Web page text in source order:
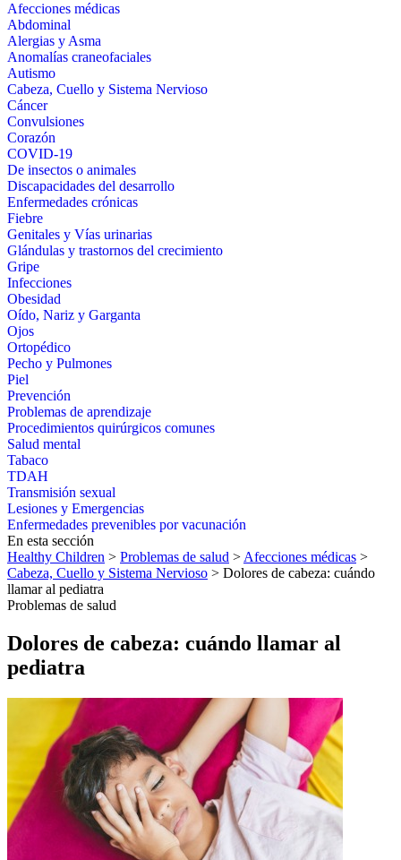
Afecciones médicas
Abdominal
Alergias y Asma
Anomalías craneofaciales
Autismo
Cabeza, Cuello y Sistema Nervioso
Cáncer
Convulsiones
Corazón
COVID-19
De insectos o animales
Discapacidades del desarrollo
Enfermedades crónicas
Fiebre
Genitales y Vías urinarias
Glándulas y trastornos del crecimiento
Gripe
Infecciones
Obesidad
Oído, Nariz y Garganta
Ojos
Ortopédico
Pecho y Pulmones
Piel
Prevención
Problemas de aprendizaje
Procedimientos quirúrgicos comunes
Salud mental
Tabaco
TDAH
Transmisión sexual
Lesiones y Emergencias
Enfermedades prevenibles por vacunación
En esta sección
Healthy Children > Problemas de salud > Afecciones médicas >
Cabeza, Cuello y Sistema Nervioso > Dolores de cabeza: cuándo
llamar al pediatra
Problemas de salud
Dolores de cabeza: cuándo llamar al
pediatra